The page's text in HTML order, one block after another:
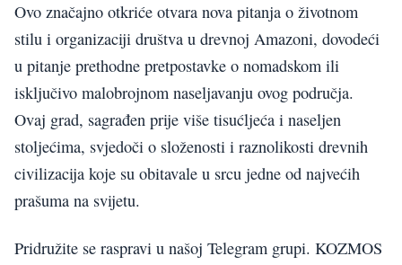
Ovo značajno otkriće otvara nova pitanja o životnom
stilu i organizaciji društva u drevnoj Amazoni, dovodeći
u pitanje prethodne pretpostavke o nomadskom ili
isključivo malobrojnom naseljavanju ovog područja.
Ovaj grad, sagrađen prije više tisućljeća i naseljen
stoljećima, svjedoči o složenosti i raznolikosti drevnih
civilizacija koje su obitavale u srcu jedne od najvećih
prašuma na svijetu.
Pridružite se raspravi u našoj Telegram grupi. KOZMOS